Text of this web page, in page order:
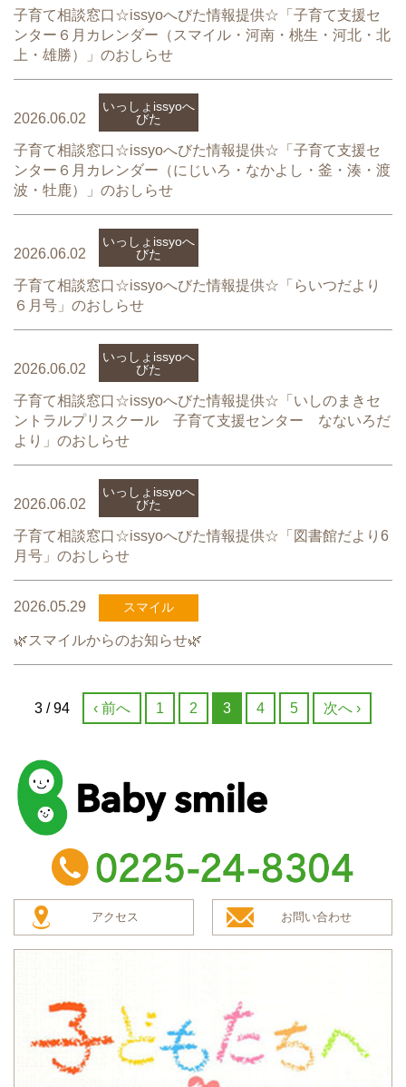
子育て相談窓口☆issyoへびた情報提供☆「子育て支援セ
ンター６月カレンダー（スマイル・河南・桃生・河北・北
上・雄勝）」のおしらせ
2026.06.02
いっしょissyoへ
びた
子育て相談窓口☆issyoへびた情報提供☆「子育て支援セ
ンター６月カレンダー（にじいろ・なかよし・釜・湊・渡
波・牡鹿）」のおしらせ
2026.06.02
いっしょissyoへ
びた
子育て相談窓口☆issyoへびた情報提供☆「らいつだより
６月号」のおしらせ
2026.06.02
いっしょissyoへ
びた
子育て相談窓口☆issyoへびた情報提供☆「いしのまきセ
ントラルプリスクール 子育て支援センター なないろだ
より」のおしらせ
2026.06.02
いっしょissyoへ
びた
子育て相談窓口☆issyoへびた情報提供☆「図書館だより6
月号」のおしらせ
2026.05.29 スマイル
🌿スマイルからのお知らせ🌿
3 / 94 ‹ 前へ 1 2 3 4 5 次へ ›
baby smile
TEL：0225-24-8304
アクセス お問い合わせ